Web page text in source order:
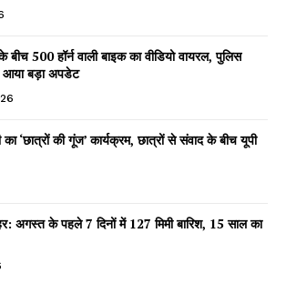
WhatsApp
Share
के बीच 500 हॉर्न वाली बाइक का वीडियो वायरल, पुलिस
आया बड़ा अपडेट
का ‘छात्रों की गूंज’ कार्यक्रम, छात्रों से संवाद के बीच यूपी
अगस्त के पहले 7 दिनों में 127 मिमी बारिश, 15 साल का